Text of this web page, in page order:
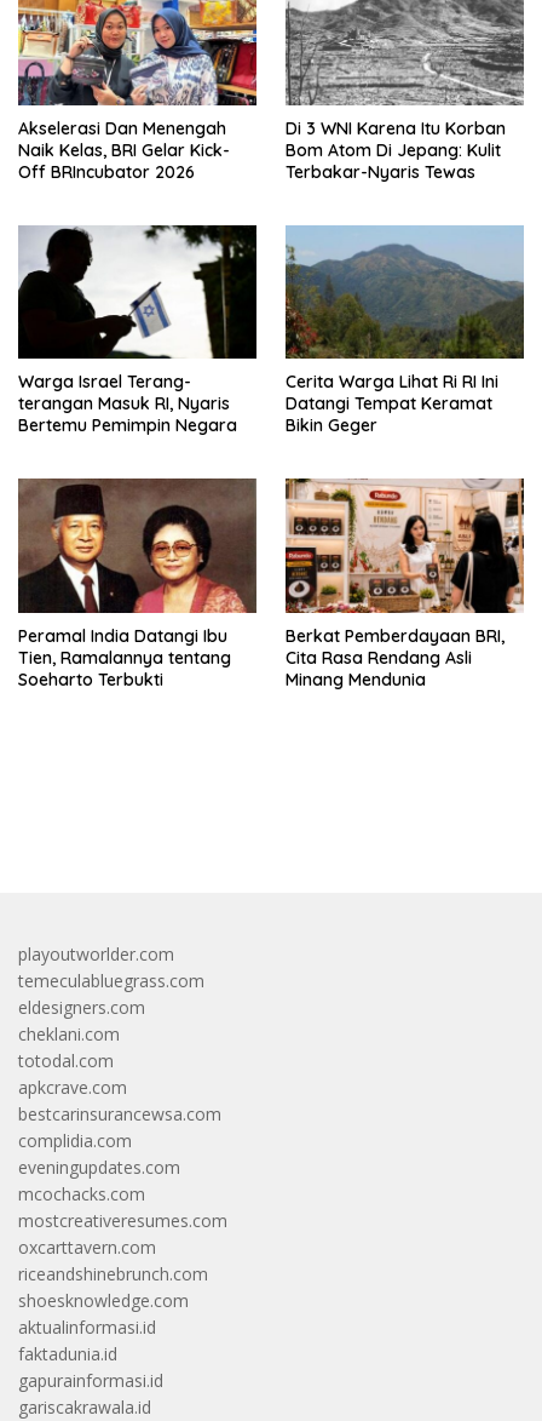
Akselerasi Dan Menengah
Naik Kelas, BRI Gelar Kick-
Off BRIncubator 2026
Di 3 WNI Karena Itu Korban
Bom Atom Di Jepang: Kulit
Terbakar-Nyaris Tewas
Warga Israel Terang-
terangan Masuk RI, Nyaris
Bertemu Pemimpin Negara
Cerita Warga Lihat Ri RI Ini
Datangi Tempat Keramat
Bikin Geger
Peramal India Datangi Ibu
Tien, Ramalannya tentang
Soeharto Terbukti
Berkat Pemberdayaan BRI,
Cita Rasa Rendang Asli
Minang Mendunia
playoutworlder.com
temeculabluegrass.com
eldesigners.com
cheklani.com
totodal.com
apkcrave.com
bestcarinsurancewsa.com
complidia.com
eveningupdates.com
mcochacks.com
mostcreativeresumes.com
oxcarttavern.com
riceandshinebrunch.com
shoesknowledge.com
aktualinformasi.id
faktadunia.id
gapurainformasi.id
gariscakrawala.id